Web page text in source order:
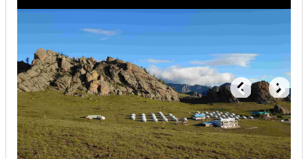
自社事業に最適な進出形態を知りたい
自社商材の現地でのニーズを知りたい
店舗出店のサポートをして欲しい